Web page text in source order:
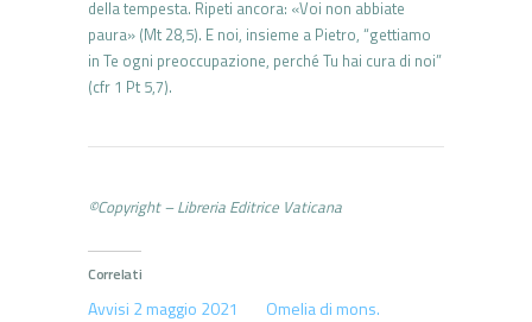
della tempesta. Ripeti ancora: «Voi non abbiate
paura» (Mt 28,5). E noi, insieme a Pietro, “gettiamo
in Te ogni preoccupazione, perché Tu hai cura di noi”
(cfr 1 Pt 5,7).
©Copyright – Libreria Editrice Vaticana
Correlati
Avvisi 2 maggio 2021
Omelia di mons.